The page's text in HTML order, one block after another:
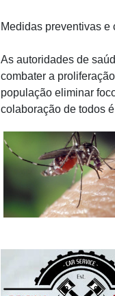
Medidas preventivas e
As autoridades de
combater a
população eliminar
colaboração de todos